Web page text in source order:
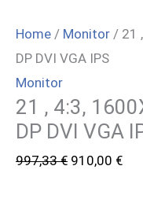
Home / Monitor / 21
DP DVI VGA IPS
Monitor
21 , 4:3,
DP DVI VGA
997,33€ Il
910,00 €Il